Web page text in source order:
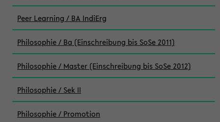
Peer Learning / BA IndiErg
Philosophie / Ba (Einschreibung bis SoSe 2011)
Philosophie / Master (Einschreibung bis SoSe 2012)
Philosophie / Sek II
Philosophie / Promotion